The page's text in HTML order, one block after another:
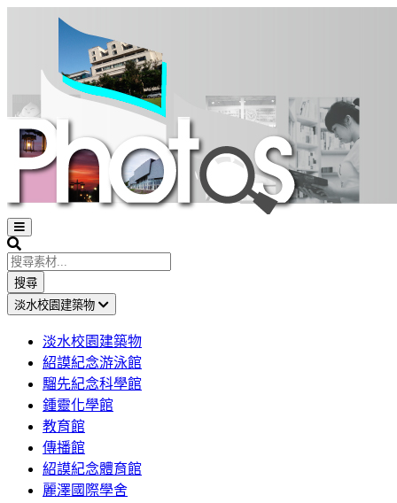
Open
sidebar
Search
搜尋
淡水校園建築物
淡水校園建築物
紹謨紀念游泳館
騮先紀念科學館
鍾靈化學館
教育館
傳播館
紹謨紀念體育館
麗澤國際學舍